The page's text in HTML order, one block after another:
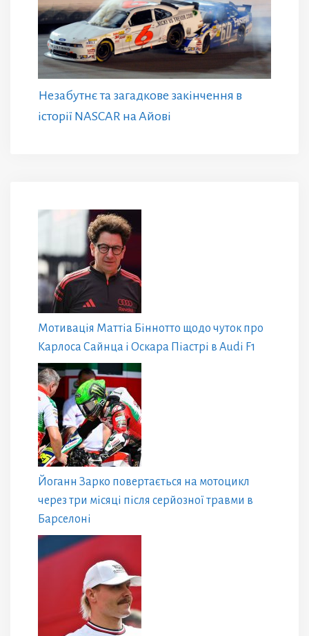
Незабутнє та загадкове закінчення в
історії NASCAR на Айові
Мотивація Маттіа Біннотто щодо чуток про
Карлоса Сайнца і Оскара Піастрі в Audi F1
Йоганн Зарко повертається на мотоцикл
через три місяці після серйозної травми в
Барселоні